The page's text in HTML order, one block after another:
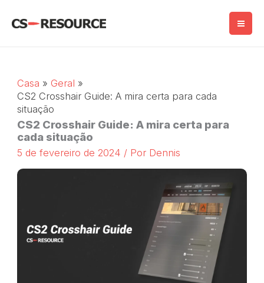
para
Casa
Geral
CS2 Crosshair Guide: A mira certa para cada
situação
CS2 Crosshair Guide: A mira certa para
cada situação
5 de fevereiro de 2024 / Por Dennis